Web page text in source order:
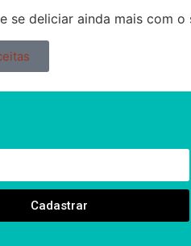
se deliciar ainda mais com o
Cadastrar